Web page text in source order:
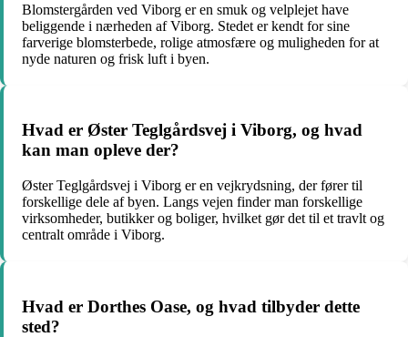
Blomstergården ved Viborg er en smuk og velplejet have
beliggende i nærheden af Viborg. Stedet er kendt for sine
farverige blomsterbede, rolige atmosfære og muligheden for at
nyde naturen og frisk luft i byen.
Hvad er Øster Teglgårdsvej i Viborg, og hvad
kan man opleve der?
Øster Teglgårdsvej i Viborg er en vejkrydsning, der fører til
forskellige dele af byen. Langs vejen finder man forskellige
virksomheder, butikker og boliger, hvilket gør det til et travlt og
centralt område i Viborg.
Hvad er Dorthes Oase, og hvad tilbyder dette
sted?